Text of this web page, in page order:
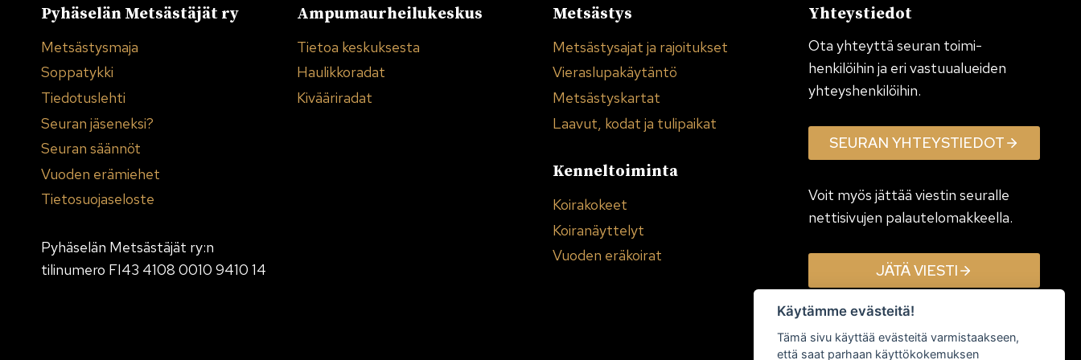
Pyhäselän Metsästäjät ry
Metsästysmaja
Soppatykki
Tiedotuslehti
Seuran jäseneksi?
Seuran säännöt
Vuoden erämiehet
Tietosuojaseloste
Pyhäselän Metsästäjät ry:n
tilinumero FI43 4108 0010 9410 14
Ampumaurheilukeskus
Tietoa keskuksesta
Haulikkoradat
Kivääriradat
Metsästys
Metsästysajat ja rajoitukset
Vieraslupakäytäntö
Metsästyskartat
Laavut, kodat ja tulipaikat
Kenneltoiminta
Koirakokeet
Koiranäyttelyt
Vuoden eräkoirat
Yhteystiedot
Ota yhteyttä seuran toimi­
henkilöihin ja eri vastuualueiden
yhteyshenkilöihin.
SEURAN YHTEYSTIEDOT
Voit myös jättää viestin seuralle
nettisivujen palautelomakkeella.
JÄTÄ VIESTI
Käytämme evästeitä!
Tämä sivu käyttää evästeitä varmistaakseen,
että saat parhaan käyttökokemuksen